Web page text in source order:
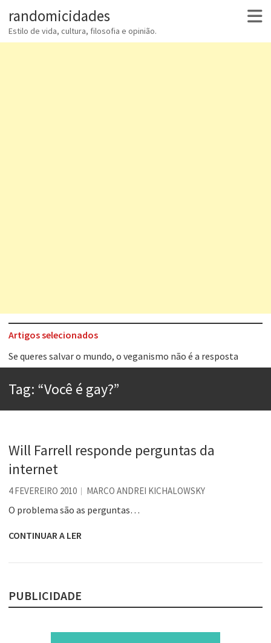
randomicidades
Estilo de vida, cultura, filosofia e opinião.
Artigos selecionados
Tem que filmar isso daí
Aprender a fracassar é o segredo do sucesso
Esse tal de Rock Gaúcho
Os causos de Jorge Luis Borges
Voto obrigatório é correto?
Se queres salvar o mundo, o veganismo não é a resposta
Tag: “Você é gay?”
Will Farrell responde perguntas da
internet
4 FEVEREIRO 2010 MARCO ANDREI KICHALOWSKY
O problema são as perguntas…
CONTINUAR A LER
PUBLICIDADE